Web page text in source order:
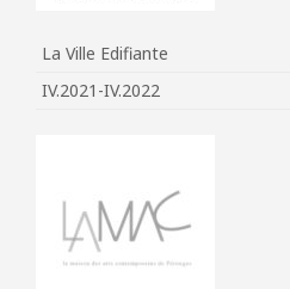
La Ville Edifiante
IV.2021-IV.2022